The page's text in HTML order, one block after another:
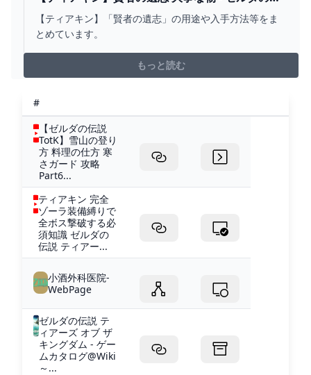
説 ティアーズオブザキングダム 攻略WIKI ティア
キン ： ヘイグ攻略まとめWIKI
【ティアキン】「賢者の遺志」の用途や入手方法等をま
とめています。
もっと読む
#
【ゼルダの伝説
TotK】雪山の登り
方 料理の仕方 寒
さガード 攻略
Part6...
ティアキン 完全
ゾーラ装備縛りで
全ボス撃破する必
須知識 ゼルダの
伝説 ティアー...
小酒外科医院-
WebPage
ゼルダの伝説 テ
ィアーズ オブ ザ
キングダム - ゲー
ムカタログ@Wiki
～...